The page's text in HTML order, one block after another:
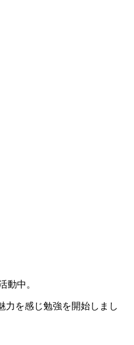
動中。
力を感じ勉強を開始しまし